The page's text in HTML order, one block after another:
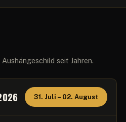
seit Jahren.
31. Juli – 02. August